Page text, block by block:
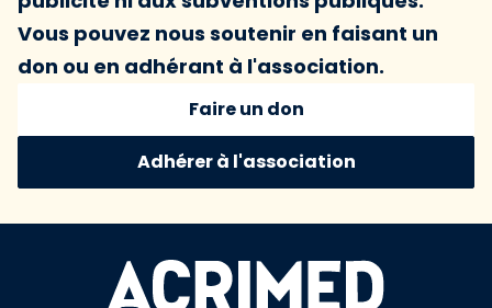
Vous pouvez nous soutenir en faisant un
don ou en adhérant à l'association.
Faire un don
Adhérer à l'association